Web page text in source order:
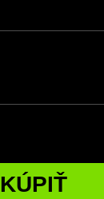
KÚPIŤ